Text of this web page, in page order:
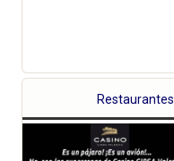
Restaurantes